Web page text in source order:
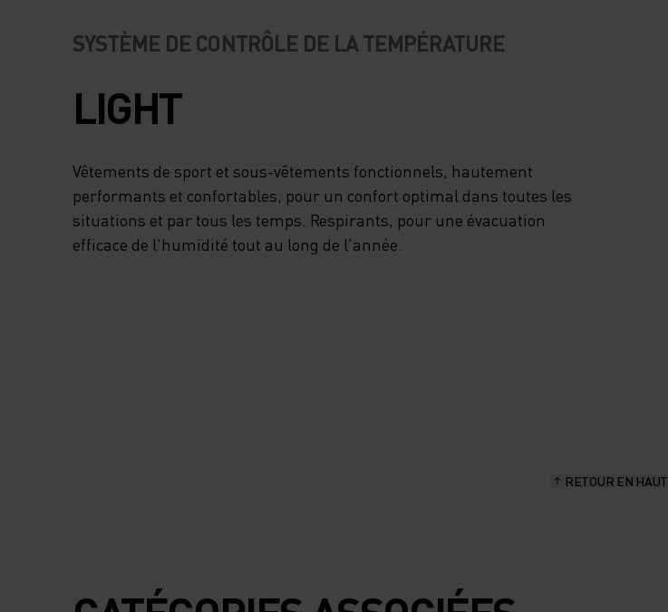
SYSTÈME DE CONTRÔLE DE LA TEMPÉRATURE
LIGHT
Vêtements de sport et sous-vêtements fonctionnels, hautement
performants et confortables, pour un confort optimal dans toutes les
situations et par tous les temps. Respirants, pour une évacuation
efficace de l'humidité tout au long de l'année.
RETOUR EN HAUT